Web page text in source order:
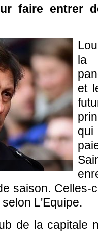
faire entrer
la
et
saison. Celles-
L'Equipe.
de la capitale